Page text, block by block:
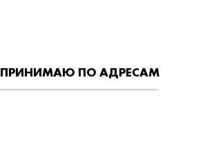
ПРИНИМАЮ ПО АДРЕСАМ